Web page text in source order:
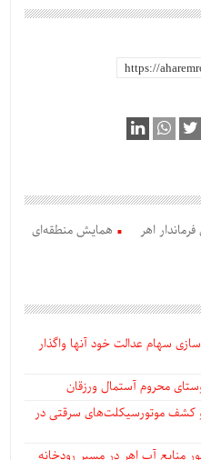
اهر
همایش منطقه‌ای
سهام عدالت خود آنها واگذار
محروم آستمال ورزقان
و کشف موتورسیکلت‌های سرقتی در
منابع آب اهر در مسیر رودخانه